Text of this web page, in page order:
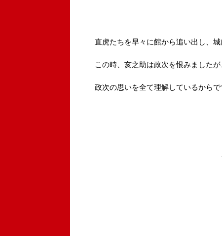
直虎たちを早々に館から追い出し、
この時、亥之助は政次を恨みましたが
政次の思いを全て理解しているからで